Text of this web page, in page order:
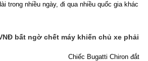
trong nhiều ngày, đi qua nhiều quốc gia khác
bất ngờ chết máy khiến chủ xe phải
Chiếc Bugatti Chiron đắt